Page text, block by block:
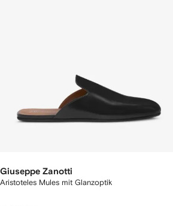
Giuseppe Zanotti
Aristoteles Mules mit Glanzoptik